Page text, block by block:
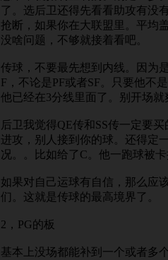
了。选后卫还得先看看助攻有没
抢断，如果你在大联盟里。平均
没啥问题，不够就接着看吧。
传球，不要最先想到内线。因为
F，不论是PF或者SF。只要他不
他已经在3分线里面了。别开场就
后卫我觉得QE传和SS传一定要
进攻，别人接到你的球。还得定
况。。比如给了C。他一跑球被卡
如果对自己运球有自信，那么应
们。这就是传球的最高境界了。
2，PG的板
基本上没场都能补到一个或者多